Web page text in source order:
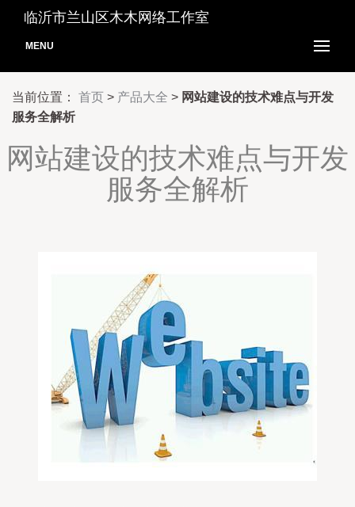
临沂市兰山区木木网络工作室
MENU
当前位置： 首页 > 产品大全 > 网站建设的技术难点与开发
服务全解析
网站建设的技术难点与开发
服务全解析